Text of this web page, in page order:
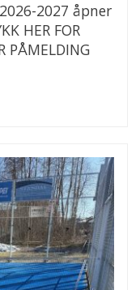
2027 åpner
HER FOR
PÅMELDING